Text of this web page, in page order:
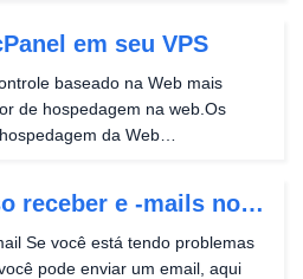
em seu VPS
baseado na Web mais
de hospedagem na web.Os
da Web
receber e -mails no
Se você está tendo problemas
pode enviar um email, aqui